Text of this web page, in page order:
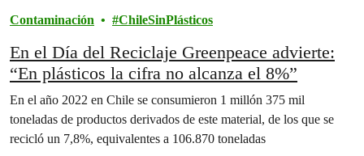
Contaminación ChileSinPlásticos
En el Día del Reciclaje Greenpeace advierte:
“En plásticos la cifra no alcanza el 8%”
En el año 2022 en Chile se consumieron 1 millón 375 mil
toneladas de productos derivados de este material, de los que se
recicló un 7,8%, equivalentes a 106.870 toneladas